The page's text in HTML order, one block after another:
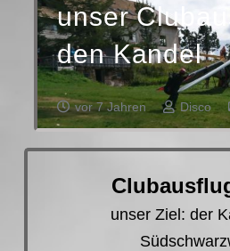
unser
den Kandel
vor 7 Jahren Disco
unser Ziel: der